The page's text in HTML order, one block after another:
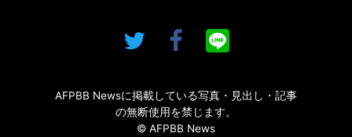
AFPBB Newsに掲載している写真・見出し・記事
の無断使用を禁じます。
© AFPBB News